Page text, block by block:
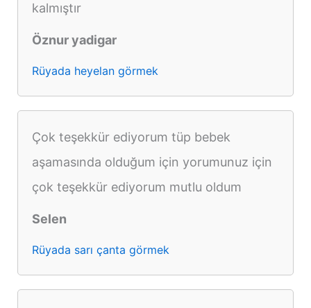
kalmıştır
Öznur yadigar
Rüyada heyelan görmek
Çok teşekkür ediyorum tüp bebek
aşamasında olduğum için yorumunuz için
çok teşekkür ediyorum mutlu oldum
Selen
Rüyada sarı çanta görmek